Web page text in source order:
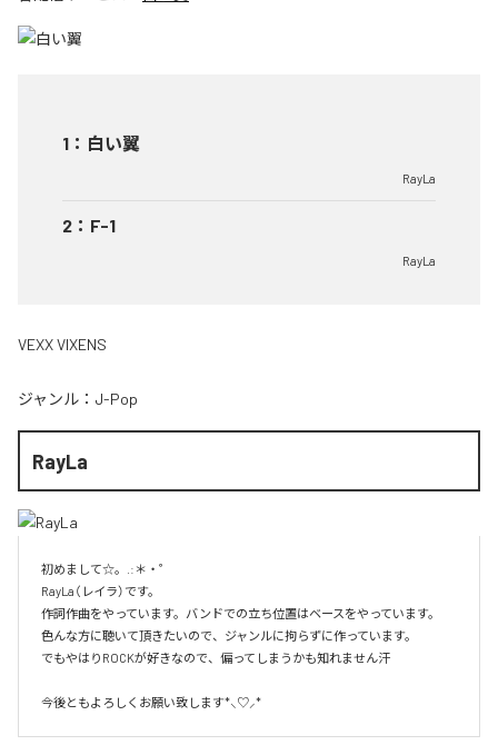
1 ： 白い翼
RayLa
2 ： F-1
RayLa
VEXX VIXENS
ジャンル： J-Pop
RayLa
初めまして☆。.:＊・゜
RayLa（レイラ）です。
作詞作曲をやっています。バンドでの立ち位置はベースをやっています。
色んな方に聴いて頂きたいので、ジャンルに拘らずに作っています。
でもやはりROCKが好きなので、偏ってしまうかも知れません汗
今後ともよろしくお願い致します*⸜♡⸝*